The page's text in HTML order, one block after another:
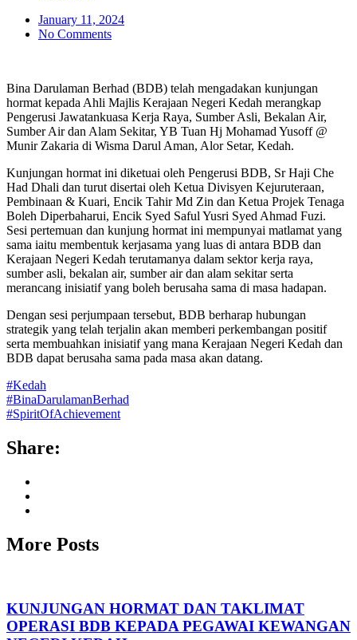
January 11, 2024
No Comments
Bina Darulaman Berhad (BDB) telah mengadakan kunjungan
hormat kepada Ahli Majlis Kerajaan Negeri Kedah merangkap
Pengerusi Jawatankuasa Kerja Raya, Sumber Asli, Bekalan Air,
Sumber Air dan Alam Sekitar, YB Tuan Hj Mohamad Yusoff @
Munir Zakaria di Wisma Darul Aman, Alor Setar, Kedah.
Kunjungan hormat ini diketuai oleh Pengerusi BDB, Sr Haji Che
Had Dhali dan turut disertai oleh Ketua Divisyen Kejuruteraan,
Pembinaan & Kuari, Encik Tahir Md Zin dan Ketua Projek Tenaga
Boleh Diperbaharui, Encik Syed Saful Yusri Syed Ahmad Fuzi.
Sesi pertemuan dan kunjung hormat ini mempunyai matlamat yang
sama iaitu membentuk kerjasama yang luas di antara BDB dan
Kerajaan Negeri Kedah terutamanya dalam sektor kerja raya,
sumber asli, bekalan air, sumber air dan alam sekitar serta
merancang inisiatif yang boleh berusaha sama di masa hadapan.
Dengan sesi perjumpaan tersebut, BDB berharap hubungan
strategik yang telah terjalin akan memberi perkembangan positif
serta membuahkan inisiatif yang mana Kerajaan Negeri Kedah dan
BDB dapat berusaha sama pada masa akan datang.
#Kedah
#BinaDarulamanBerhad
#SpiritOfAchievement
Share:
More Posts
KUNJUNGAN HORMAT DAN TAKLIMAT
OPERASI BDB KEPADA PEGAWAI KEWANGAN